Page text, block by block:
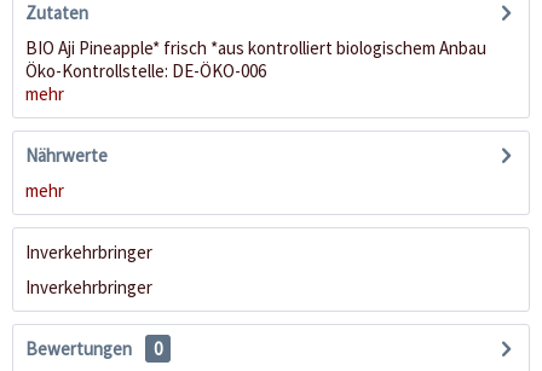
Zutaten
BIO Aji Pineapple* frisch *aus kontrolliert biologischem Anbau
Öko-Kontrollstelle: DE-ÖKO-006
mehr
Nährwerte
mehr
Inverkehrbringer
Inverkehrbringer
Bewertungen
0